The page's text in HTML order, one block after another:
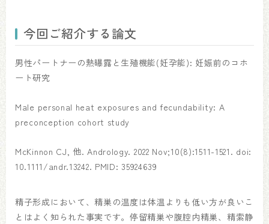
今回ご紹介する論文
男性パートナーの熱曝露と生殖機能(妊孕能): 妊娠前のコホ
ート研究
Male personal heat exposures and fecundability: A
preconception cohort study
McKinnon CJ, 他. Andrology. 2022 Nov;10(8):1511-1521. doi:
10.1111/andr.13242. PMID: 35924639
精子形成において、精巣の温度は体温よりも低い方が良いこ
とはよく知られた事実です。停留精巣や腹腔内精巣、精索静